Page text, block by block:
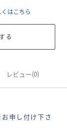
はこちら
る
レビュー(0)
申し付け下さ